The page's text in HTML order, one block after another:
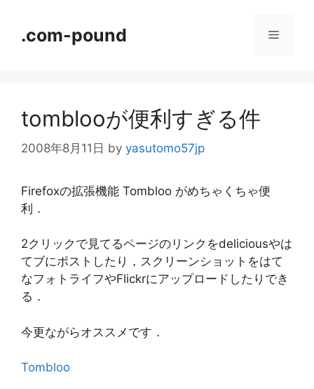
.com-pound メ
tomblooが便利すぎる件
2008年8月11日 by yasutomo57jp
Firefoxの拡張機能 Tombloo がめちゃくちゃ便
利．
2クリックで見てるページのリンクをdeliciousやは
てブにポストしたり，スクリーンショットをはて
なフォトライフやFlickrにアップロードしたりでき
る．
今更ながらオススメです．
Tombloo